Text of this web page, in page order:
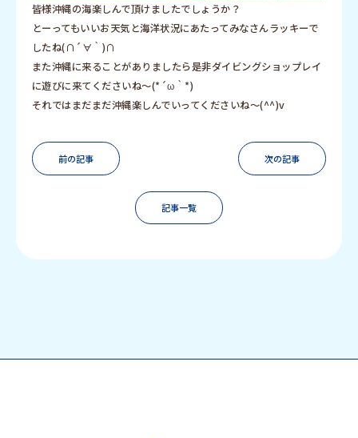
皆様沖縄の海楽しんで頂けましたでしょうか？
とーってもいいお天気と海洋状況にあたってみなさんラッキーで
したね(∩´∀｀)∩
また沖縄に来ることがありましたら是非ダイビングショップレイ
に遊びに来てくださいね～(*´ω｀*)
それではまだまだ沖縄楽しんでいってくださいね～(^^)v
前の記事
記事一覧
次の記事